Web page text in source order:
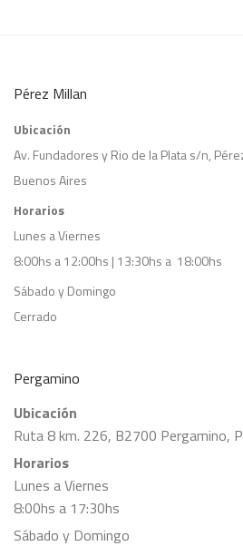
Pérez Millan
Ubicación
Av. Fundadores y Rio de la Plata s/n,
Buenos Aires
Horarios
Lunes a Viernes
8:00hs a 12:00hs | 13:30hs a 18:00hs
Sábado y Domingo
Cerrado
Pergamino
Ubicación
Ruta 8 km. 226, B2700 Pergamino,
Horarios
Lunes a Viernes
8:00hs a 17:30hs
Sábado y Domingo